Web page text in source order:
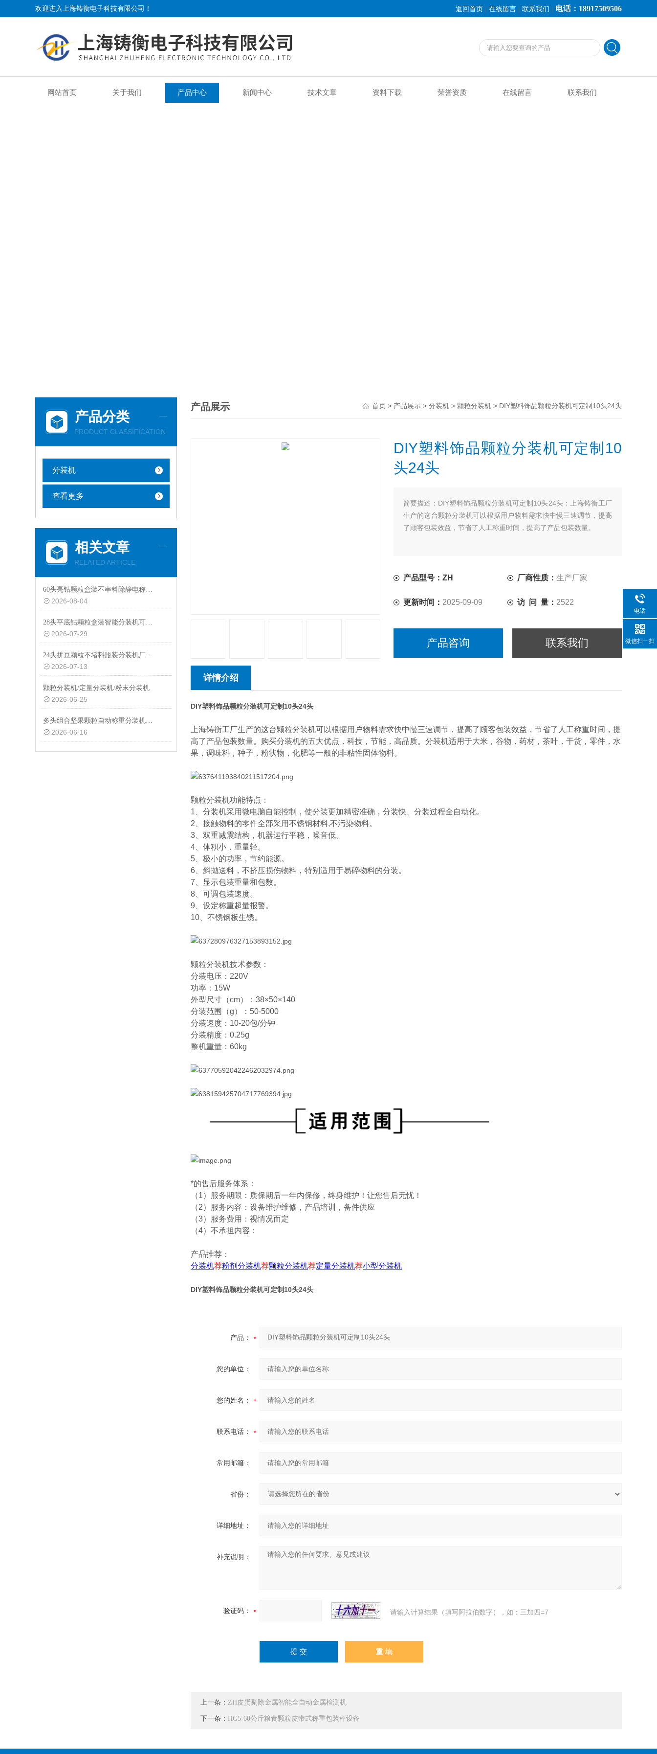
欢迎进入上海铸衡电子科技有限公司！ 返回首页 | 在线留言 | 联系我们 | 电话：18917509506
网站首页 关于我们 产品中心 新闻中心 技术文章 资料下载 荣誉资质 在线留言 联系我们
产品分类
PRODUCT CLASSIFICATION
分装机
查看更多
相关文章
RELATED ARTICLE
60头亮钻颗粒盒装不串料除静电称重分装机非标定制
2026-08-04
28头平底钻颗粒盒装智能分装机可替换瓶装模具
2026-07-29
24头拼豆颗粒不堵料瓶装分装机厂家热推
2026-07-13
颗粒分装机/定量分装机/粉末分装机
2026-06-25
多头组合坚果颗粒自动称重分装机厂家定制
2026-06-16
产品展示 首页 > 产品展示 > 分装机 > 颗粒分装机 > DIY塑料饰品颗粒分装机可定制10头24头
DIY塑料饰品颗粒分装机可定制10
头24头
简要描述： DIY塑料饰品颗粒分装机可定制10头24头：上海铸衡工厂
生产的这台颗粒分装机可以根据用户物料需求快中慢三速调节，提高
了顾客包装效益，节省了人工称重时间，提高了产品包装数量。
产品型号：ZH 厂商性质：生产厂家
更新时间： 2025-09-09 访 问 量： 2522
产品咨询 联系我们
详情介绍
DIY塑料饰品颗粒分装机可定制10头24头
上海铸衡工厂生产的这台颗粒分装机可以根据用户物料需求快中慢三速调节，提高了顾客包装效益，节省了人工称重时间，提
高了产品包装数量。购买分装机的五大优点，科技，节能，高品质。分装机适用于大米，谷物，药材，茶叶，干货，零件，水
果，调味料，种子，粉状物，化肥等一般的非粘性固体物料。
颗粒分装机功能特点：
1、分装机采用微电脑自能控制，使分装更加精密准确，分装快、分装过程全自动化。
2、接触物料的零件全部采用不锈钢材料,不污染物料。
3、双重减震结构，机器运行平稳，噪音低。
4、体积小，重量轻。
5、极小的功率，节约能源。
6、斜抛送料，不挤压损伤物料，特别适用于易碎物料的分装。
7、显示包装重量和包数。
8、可调包装速度。
9、设定称重超量报警。
10、不锈钢板生锈。
颗粒分装机技术参数：
分装电压：220V
功率：15W
外型尺寸（cm）：38×50×140
分装范围（g）：50-5000
分装速度：10-20包/分钟
分装精度：0.25g
整机重量：60kg
*的售后服务体系：
（1）服务期限：质保期后一年内保修，终身维护！让您售后无忧！
（2）服务内容：设备维护维修，产品培训，备件供应
（3）服务费用：视情况而定
（4）不承担内容：
产品推荐：
分装机荐粉剂分装机荐颗粒分装机荐定量分装机荐小型分装机
DIY塑料饰品颗粒分装机可定制10头24头
产品：
您的单位：
您的姓名：
联系电话：
常用邮箱：
省份：
详细地址：
补充说明：
验证码： 请输入计算结果（填写阿拉伯数字），如：三加四=7
上一条： ZH皮蛋剔除金属智能全自动金属检测机
下一条： HG5-60公斤粮食颗粒皮带式称重包装秤设备
电话
微信扫一扫